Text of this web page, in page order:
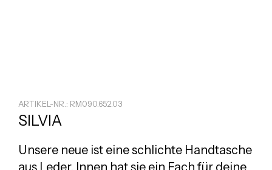
ARTIKEL-NR.: RM090.652.03
SILVIA
Unsere neue ist eine schlichte Handtasche
aus Leder. Innen hat sie ein Fach für deine